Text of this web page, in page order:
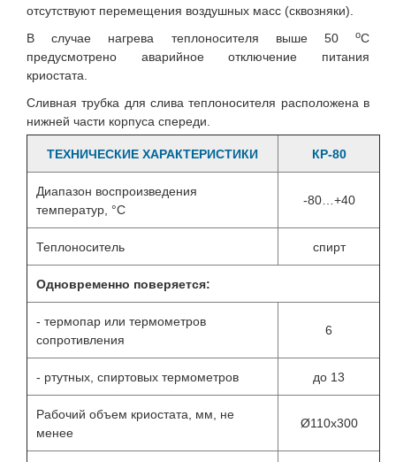
отсутствуют перемещения воздушных масс (сквозняки).
В случае нагрева теплоносителя выше 50
оС
предусмотрено аварийное отключение питания
криостата.
Сливная трубка для слива теплоносителя расположена в
нижней части корпуса спереди.
ТЕХНИЧЕСКИЕ ХАРАКТЕРИСТИКИ КР-80
Диапазон воспроизведения
температур, °С
-80…+40
Теплоноситель спирт
Одновременно поверяется:
- термопар или термометров
сопротивления
6
- ртутных, спиртовых термометров до 13
Рабочий объем криостата, мм, не
менее
Ø110х300